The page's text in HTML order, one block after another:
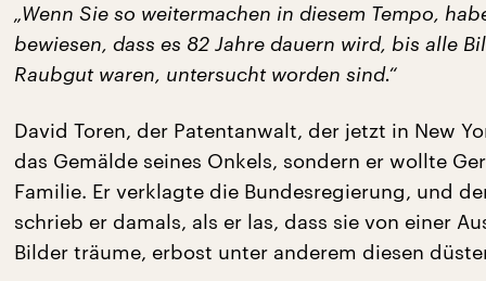
„Wenn Sie so weitermachen in diesem Tempo,
bewiesen, dass es 82 Jahre dauern wird, bis alle
Raubgut waren, untersucht worden sind.“
David Toren, der Patentanwalt, der jetzt in New
das Gemälde seines Onkels, sondern er wollte
Familie. Er verklagte die Bundesregierung, und
schrieb er damals, als er las, dass sie von einer
Bilder träume, erbost unter anderem diesen